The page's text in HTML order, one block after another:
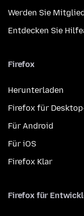
Werden Sie
Entdecken Sie
Firefox
Herunterladen
Firefox für
Für Android
Für iOS
Firefox Klar
Firefox für